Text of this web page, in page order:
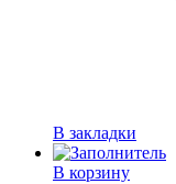
В закладки
В корзину